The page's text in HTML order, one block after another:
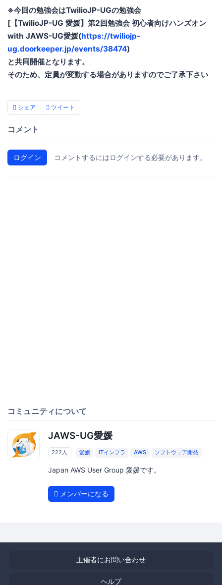
※今回の勉強会はTwilioJP-UGの勉強会
[【TwilioJP-UG 愛媛】第2回勉強会 初心者向けハンズオン
with JAWS-UG愛媛(https://twiliojp-
ug.doorkeeper.jp/events/38474)
と共同開催となります。
そのため、定員が変動する場合がありますのでご了承下さい
シェア ツイート
コメント
ログイン コメントするにはログインする必要があります。
コミュニティについて
JAWS-UG愛媛
222人 愛媛 ITインフラ AWS ソフトウェア開発
Japan AWS User Group 愛媛です。
メンバーになる
主催者にお問い合わせ
ヘルプ